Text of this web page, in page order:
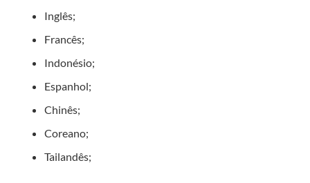
Inglês;
Francês;
Indonésio;
Espanhol;
Chinês;
Coreano;
Tailandês;